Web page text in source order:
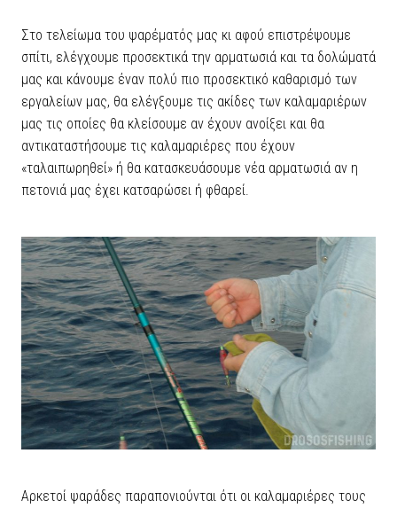
Στο τελείωμα του ψαρέματός μας κι αφού επιστρέψουμε
σπίτι, ελέγχουμε προσεκτικά την αρματωσιά και τα δολώματά
μας και κάνουμε έναν πολύ πιο προσεκτικό καθαρισμό των
εργαλείων μας, θα ελέγξουμε τις ακίδες των καλαμαριέρων
μας τις οποίες θα κλείσουμε αν έχουν ανοίξει και θα
αντικαταστήσουμε τις καλαμαριέρες που έχουν
«ταλαιπωρηθεί» ή θα κατασκευάσουμε νέα αρματωσιά αν η
πετονιά μας έχει κατσαρώσει ή φθαρεί.
Αρκετοί ψαράδες παραπονιούνται ότι οι καλαμαριέρες τους